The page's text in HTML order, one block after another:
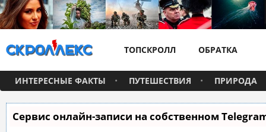
ТОПСКРОЛЛ ОБРАТКА
ИНТЕРЕСНЫЕ ФАКТЫ ПУТЕШЕСТВИЯ ПРИРОДА
Сервис онлайн-записи на собственном